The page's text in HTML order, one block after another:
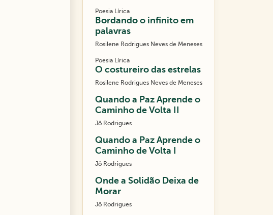
Poesia Lírica
Bordando o infinito em
palavras
Rosilene Rodrigues Neves de Meneses
Poesia Lírica
O costureiro das estrelas
Rosilene Rodrigues Neves de Meneses
Quando a Paz Aprende o
Caminho de Volta II
Jô Rodrigues
Quando a Paz Aprende o
Caminho de Volta I
Jô Rodrigues
Onde a Solidão Deixa de
Morar
Jô Rodrigues